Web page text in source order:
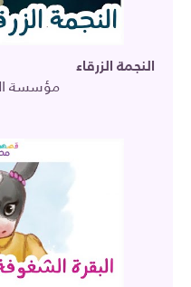
النجمة الزرقاء
مؤسسة